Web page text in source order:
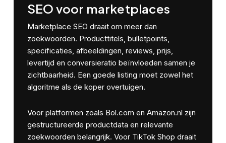
SEO voor marketplaces
Marketplace SEO draait om meer dan
zoekwoorden. Producttitels, bulletpoints,
specificaties, afbeeldingen, reviews, prijs,
levertijd en conversieratio beïnvloeden samen je
zichtbaarheid. Een goede listing moet zowel het
algoritme als de koper overtuigen.
Voor platformen zoals Bol.com en Amazon.nl zijn
gestructureerde productdata en relevante
zoekwoorden belangrijk. Voor TikTok Shop draait